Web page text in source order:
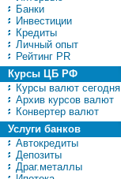
Банки
Инвестиции
Кредиты
Личный опыт
Рейтинг PR
Курсы ЦБ РФ
Курсы валют сегодня
Архив курсов валют
Конвертер валют
Услуги банков
Автокредиты
Депозиты
Драг.металлы